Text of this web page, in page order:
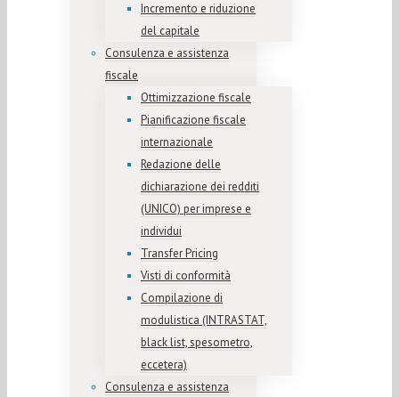
Incremento e riduzione
del capitale
Consulenza e assistenza
fiscale
Ottimizzazione fiscale
Pianificazione fiscale
internazionale
Redazione delle
dichiarazione dei redditi
(UNICO) per imprese e
individui
Transfer Pricing
Visti di conformità
Compilazione di
modulistica (INTRASTAT,
black list, spesometro,
eccetera)
Consulenza e assistenza